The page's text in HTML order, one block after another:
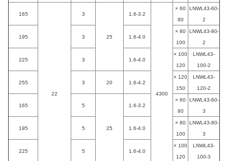
LNWL43-60-
60 ×
80
4300
1.6-3.2
25
22
165
LNWL43-80-
80 ×
100
1.6-4.0
195
LNWL43-
100-2
100 ×
120
1.6-4.0
225
LNWL43-
120-2
120 ×
150
1.6-4.2
20
255
LNWL43-60-
60 ×
80
1.6-3.2
25
165
LNWL43-80-
80 ×
100
1.6-4.0
195
LNWL43-
100-3
100 ×
120
1.6-4.0
225